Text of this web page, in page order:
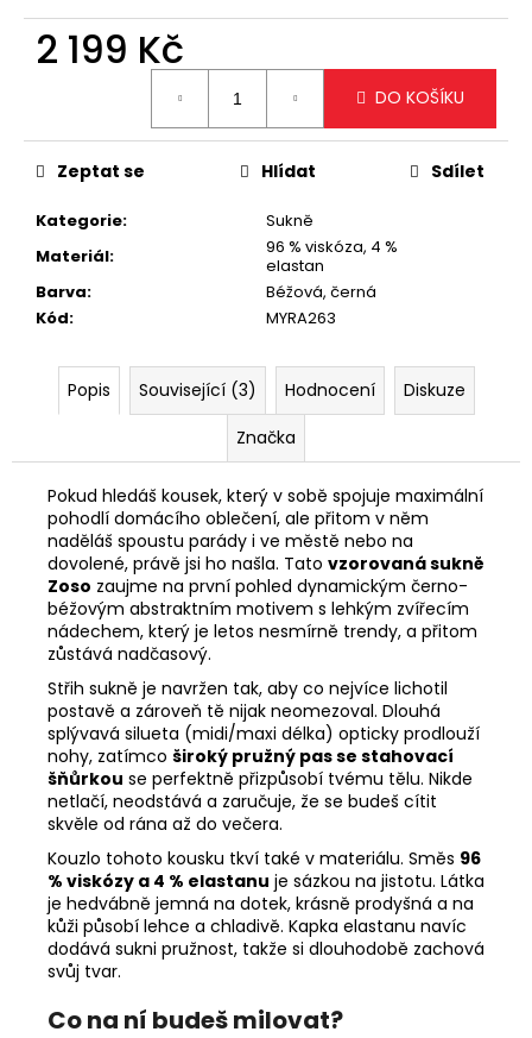
2 199 Kč
DO KOŠÍKU
Kategorie:
Sukně
Materiál:
96 % viskóza, 4 %
elastan
Barva:
Béžová, černá
Kód: MYRA263
Zeptat se Hlídat Sdílet
Popis Související (3) Hodnocení
Diskuze
Značka
Pokud hledáš kousek, který v sobě spojuje maximální
pohodlí domácího oblečení, ale přitom v něm
naděláš spoustu parády i ve městě nebo na
dovolené, právě jsi ho našla. Tato vzorovaná sukně
Zoso zaujme na první pohled dynamickým černo-
béžovým abstraktním motivem s lehkým zvířecím
nádechem, který je letos nesmírně trendy, a přitom
zůstává nadčasový.
Střih sukně je navržen tak, aby co nejvíce lichotil
postavě a zároveň tě nijak neomezoval. Dlouhá
splývavá silueta (midi/maxi délka) opticky prodlouží
nohy, zatímco široký pružný pas se stahovací
šňůrkou se perfektně přizpůsobí tvému tělu. Nikde
netlačí, neodstává a zaručuje, že se budeš cítit
skvěle od rána až do večera.
Kouzlo tohoto kousku tkví také v materiálu. Směs 96
% viskózy a 4 % elastanu je sázkou na jistotu. Látka
je hedvábně jemná na dotek, krásně prodyšná a na
kůži působí lehce a chladivě. Kapka elastanu navíc
dodává sukni pružnost, takže si dlouhodobě zachová
svůj tvar.
Co na ní budeš milovat?
CROSSBODY
KABELKA
499